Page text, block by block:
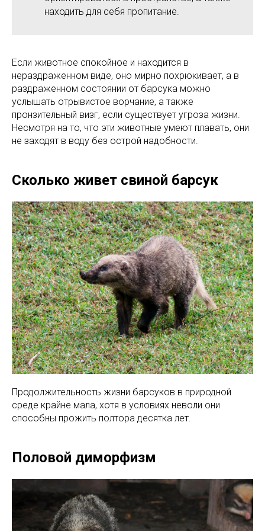
находить для себя пропитание.
Если животное спокойное и находится в
нераздраженном виде, оно мирно похрюкивает, а в
раздраженном состоянии от барсука можно
услышать отрывистое ворчание, а также
пронзительный визг, если существует угроза жизни.
Несмотря на то, что эти животные умеют плавать, они
не заходят в воду без острой надобности.
Сколько живет свиной барсук
Продолжительность жизни барсуков в природной
среде крайне мала, хотя в условиях неволи они
способны прожить полтора десятка лет.
Половой диморфизм